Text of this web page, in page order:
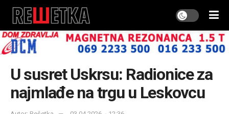
U susret Uskrsu: Radionice za
najmlađe na trgu u Leskovcu